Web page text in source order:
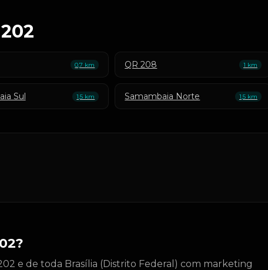
0,7 km QR 208 1 km
Sul 1,5 km Samambaia Norte 1,5 km
e de toda Brasília (Distrito Federal) com marketing